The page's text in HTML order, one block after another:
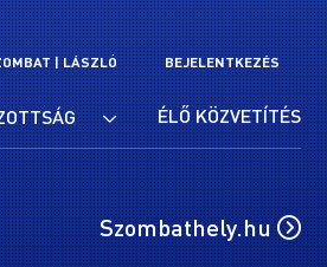
|LÁSZLÓ BEJELENTKEZÉS
ÉLŐ KÖZVETÍTÉS
Szombathely.hu